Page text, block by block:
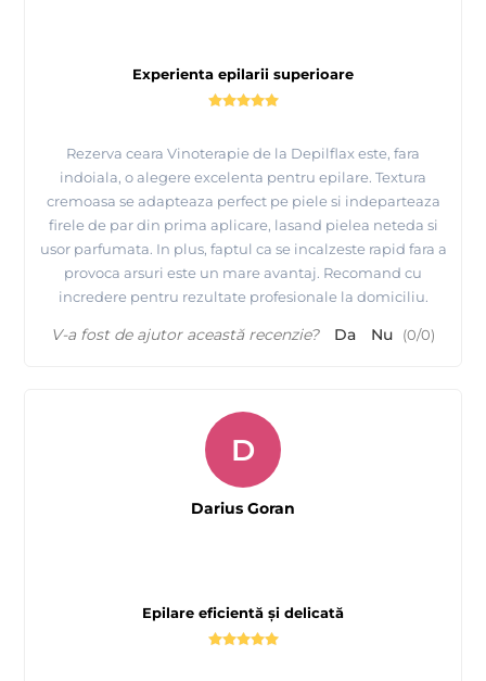
Experienta epilarii superioare
Rezerva ceara Vinoterapie de la Depilflax este, fara
indoiala, o alegere excelenta pentru epilare. Textura
cremoasa se adapteaza perfect pe piele si indeparteaza
firele de par din prima aplicare, lasand pielea neteda si
usor parfumata. In plus, faptul ca se incalzeste rapid fara a
provoca arsuri este un mare avantaj. Recomand cu
incredere pentru rezultate profesionale la domiciliu.
V-a fost de ajutor această recenzie? Da Nu (0/0)
Epilare eficientă și delicată
D
Darius Goran